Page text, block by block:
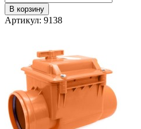
В корзину
Артикул: 9138